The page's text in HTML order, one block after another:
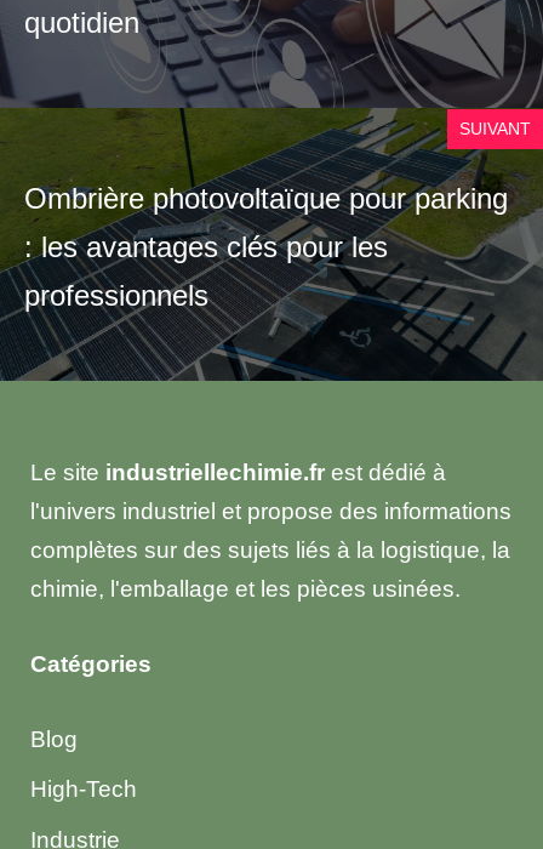
quotidien
SUIVANT
Ombrière photovoltaïque pour parking
: les avantages clés pour les
professionnels
Le site industriellechimie.fr est dédié à
l'univers industriel et propose des informations
complètes sur des sujets liés à la logistique, la
chimie, l'emballage et les pièces usinées.
Catégories
Blog
High-Tech
Industrie